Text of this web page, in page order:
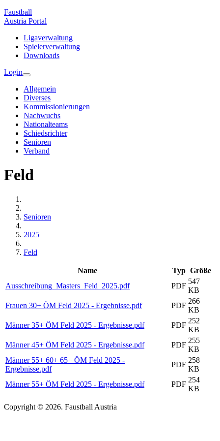
Faustball
Austria Portal
Ligaverwaltung
Spielerverwaltung
Downloads
Login
Allgemein
Diverses
Kommissionierungen
Nachwuchs
Nationalteams
Schiedsrichter
Senioren
Verband
Feld
Senioren
2025
Feld
Name Typ Größe
Ausschreibung_Masters_Feld_2025.pdf
PDF
547
KB
Frauen 30+ ÖM Feld 2025 - Ergebnisse.pdf
PDF
266
KB
Männer 35+ ÖM Feld 2025 - Ergebnisse.pdf
PDF
252
KB
Männer 45+ ÖM Feld 2025 - Ergebnisse.pdf
PDF
255
KB
Männer 55+ 60+ 65+ ÖM Feld 2025 -
Ergebnisse.pdf
PDF
258
KB
Männer 55+ ÖM Feld 2025 - Ergebnisse.pdf
PDF
254
KB
Copyright © 2026. Faustball Austria